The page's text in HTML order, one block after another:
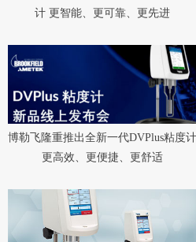
计 更智能、更可靠、更先进
博勒飞隆重推出全新一代DVPlus粘度计
更高效、更便捷、更舒适